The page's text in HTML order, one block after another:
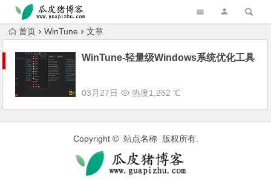
跳转到主内容
首页 WinTune 文章
WinTune-轻量级Windows系统优化工具
03月27日 热度1,262 ℃
Copyright © 站点名称 版权所有.